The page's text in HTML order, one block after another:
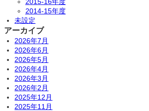
2014-15年度
未設定
アーカイブ
2026年7月
2026年6月
2026年5月
2026年4月
2026年3月
2026年2月
2025年12月
2025年11月